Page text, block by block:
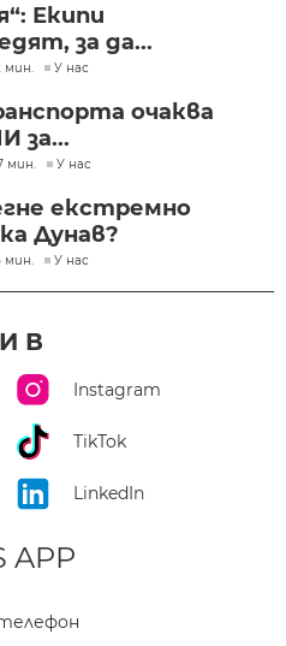
Екипи
за да...
мин. У нас
очаква
за...
мин. У нас
екстремно
Дунав?
мин. У нас
В
Instagram
TikTok
LinkedIn
APP